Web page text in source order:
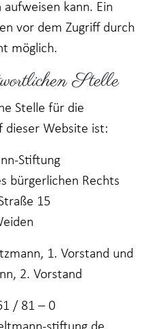
kann. Ein
vor dem Zugriff durch
möglich.
Stelle
Stelle für die
dieser Website ist:
Stiftung
bürgerlichen Rechts
15
1. Vorstand und
2. Vorstand
/ 81 – 0